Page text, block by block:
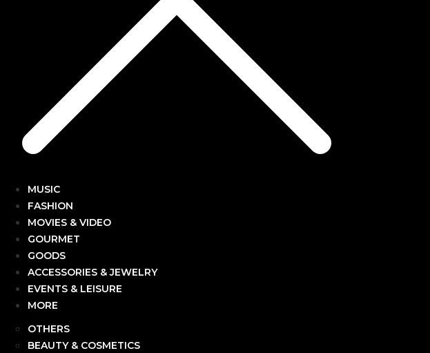
MUSIC
FASHION
MOVIES & VIDEO
GOURMET
GOODS
ACCESSORIES & JEWELRY
EVENTS & LEISURE
MORE
OTHERS
BEAUTY & COSMETICS